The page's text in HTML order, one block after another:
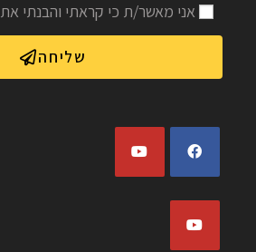
אני מאשר/ת כי קראתי והבנתי את
שליחה